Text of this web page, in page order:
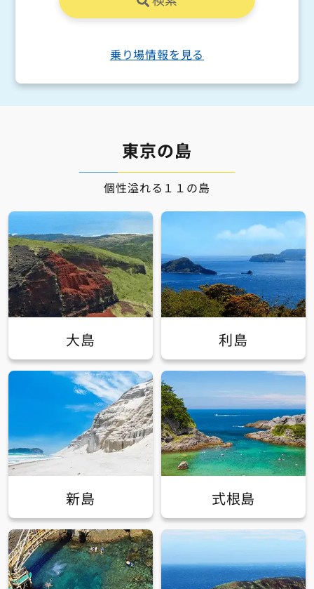
乗り場情報を見る
東京の島
個性溢れる１１の島
大島 利島
新島 式根島